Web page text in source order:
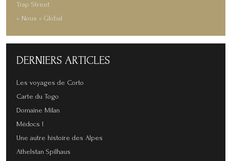
Trap Street
« Nous » Global
DERNIERS ARTICLES
Les voyages de Corto
Carte du Togo
Domaine Milan
Médocs !
Une autre histoire des Alpes
Athelstan Spilhaus